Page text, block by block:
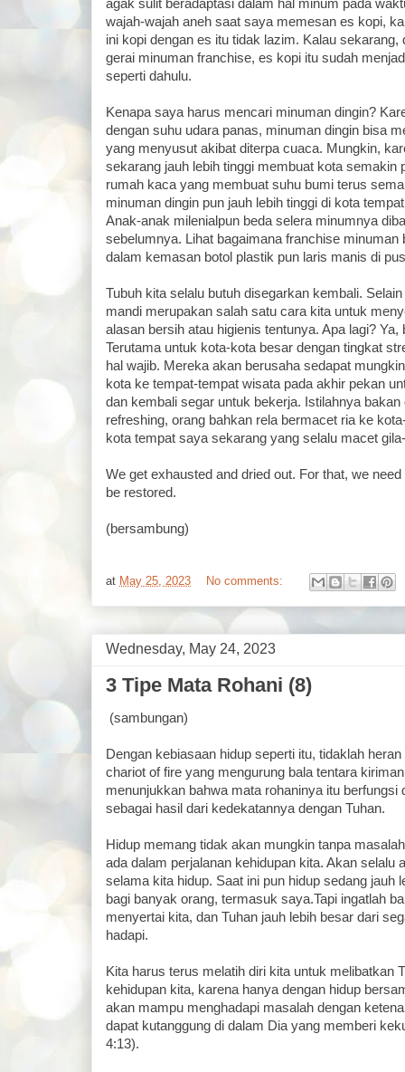
agak sulit beradaptasi dalam hal minum pada
wajah-wajah aneh saat saya memesan es kopi,
ini kopi dengan es itu tidak lazim. Kalau sekarang,
gerai minuman franchise, es kopi itu sudah
seperti dahulu.
Kenapa saya harus mencari minuman dingin?
dengan suhu udara panas, minuman dingin bisa
yang menyusut akibat diterpa cuaca. Mungkin,
sekarang jauh lebih tinggi membuat kota semakin
rumah kaca yang membuat suhu bumi terus
minuman dingin pun jauh lebih tinggi di kota
Anak-anak milenialpun beda selera minumnya
sebelumnya. Lihat bagaimana franchise minuman
dalam kemasan botol plastik pun laris manis di
Tubuh kita selalu butuh disegarkan kembali.
mandi merupakan salah satu cara kita untuk
alasan bersih atau higienis tentunya. Apa lagi? Ya,
Terutama untuk kota-kota besar dengan tingkat
hal wajib. Mereka akan berusaha sedapat
kota ke tempat-tempat wisata pada akhir pekan
dan kembali segar untuk bekerja. Istilahnya
refreshing, orang bahkan rela bermacet ria ke
kota tempat saya sekarang yang selalu macet
We get exhausted and dried out. For that, we
be restored.
(bersambung)
at May 25, 2023 No comments:
Wednesday, May 24, 2023
3 Tipe Mata Rohani (8)
(sambungan)
Dengan kebiasaan hidup seperti itu, tidaklah
chariot of fire yang mengurung bala tentara
menunjukkan bahwa mata rohaninya itu berfungsi
sebagai hasil dari kedekatannya dengan Tuhan.
Hidup memang tidak akan mungkin tanpa
ada dalam perjalanan kehidupan kita. Akan selalu
selama kita hidup. Saat ini pun hidup sedang jauh
bagi banyak orang, termasuk saya.Tapi ingatlah
menyertai kita, dan Tuhan jauh lebih besar dari
hadapi.
Kita harus terus melatih diri kita untuk melibatkan
kehidupan kita, karena hanya dengan hidup
akan mampu menghadapi masalah dengan
dapat kutanggung di dalam Dia yang memberi
4:13).